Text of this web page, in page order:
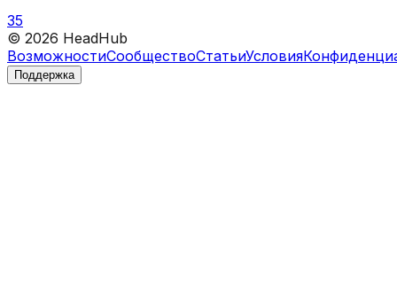
35
© 2026 HeadHub
ВозможностиСообществоСтатьиУсловия
Поддержка